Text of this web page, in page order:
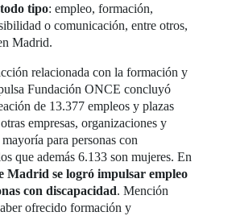
tipo: empleo, formación,
o comunicación, entre otros,
Madrid.
relacionada con la formación y
Fundación ONCE concluyó
de 13.377 empleos y plazas
empresas, organizaciones y
para personas con
que además 6.133 son mujeres. En
Madrid se logró impulsar empleo
con discapacidad. Mención
ofrecido formación y